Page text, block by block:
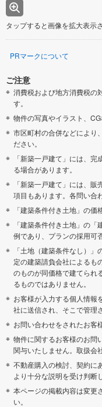
タップすると画像を拡大表示
PRマークについて
ご注意
消費税および地方消費税の
す。
物件の写真やイラスト、
市区町村の合併などにより
ださい。
「新築一戸建て」には、
る場合があります。
「新築一戸建て」には、
項目もあります。各問い合
「建築条件付き土地」の価
「建築条件付き土地」の
例であり、プランの採用可
「土地（建築条件なし）
定の建築請負会社によるも
のものが同価格で建てられ
るものではありません。
お客様が入力する個人情報
社に送信され、そこで管理
お問い合わせをされたお客
物件に関するお客様のお問
関与いたしません。取扱会
不動産購入の検討、契約に
より十分な説明を受け判断
本ページの掲載内容は変更
い。